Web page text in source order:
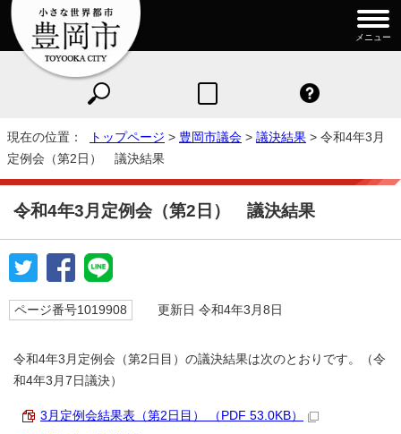
メニュー
現在の位置： トップページ > 豊岡市議会 > 議決結果 > 令和4年3月
定例会（第2日） 議決結果
令和4年3月定例会（第2日） 議決結果
ページ番号1019908 更新日 令和4年3月8日
令和4年3月定例会（第2日目）の議決結果は次のとおりです。（令
和4年3月7日議決）
3月定例会結果表（第2日目） （PDF 53.0KB）